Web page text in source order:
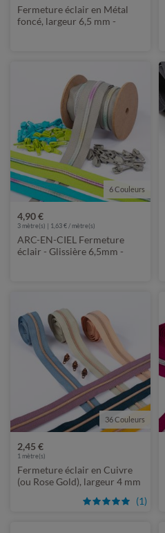
Fermeture éclair en Métal
foncé, largeur 6,5 mm -
6 Couleurs
4,90 €
3mètre(s) | 1,63 € / mètre(s)
ARC-EN-CIEL Fermeture
éclair - Glissière 6,5mm -
36 Couleurs
2,45 €
(1)
1 mètre(s)
Fermeture éclair en Cuivre
(ou Rose Gold), largeur 4 mm